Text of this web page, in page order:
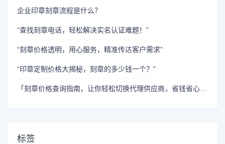
企业印章刻章流程是什么？
“查找刻章电话，轻松解决实名认证难题！”
“刻章价格透明，用心服务，精准传达客户需求”
“印章定制价格大揭秘，刻章的多少钱一个？”
标签